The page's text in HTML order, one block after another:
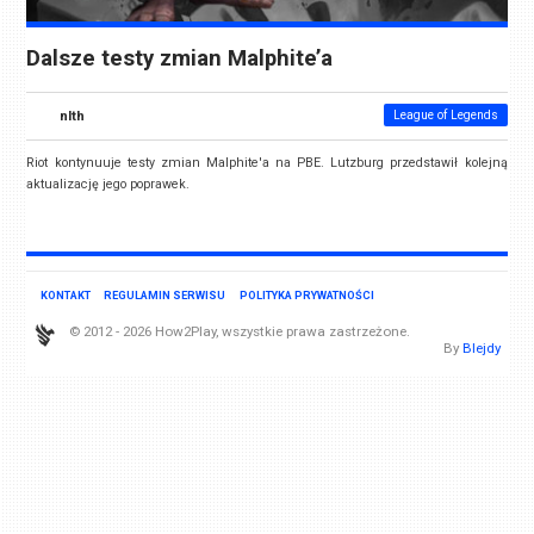
Dalsze testy zmian Malphite’a
nlth League of Legends
Riot kontynuuje testy zmian Malphite'a na PBE. Lutzburg przedstawił kolejną
aktualizację jego poprawek.
KONTAKT REGULAMIN SERWISU POLITYKA PRYWATNOŚCI
© 2012 - 2026 How2Play, wszystkie prawa zastrzeżone.
By Blejdy